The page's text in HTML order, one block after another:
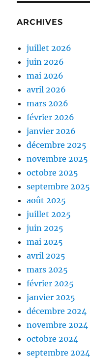
ARCHIVES
juillet 2026
juin 2026
mai 2026
avril 2026
mars 2026
février 2026
janvier 2026
décembre 2025
novembre 2025
octobre 2025
septembre 2025
août 2025
juillet 2025
juin 2025
mai 2025
avril 2025
mars 2025
février 2025
janvier 2025
décembre 2024
novembre 2024
octobre 2024
septembre 2024